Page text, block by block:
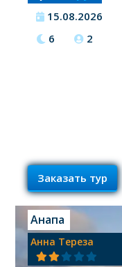
15.08.2026
6
2
Заказать тур
Анапа
Анна Тереза